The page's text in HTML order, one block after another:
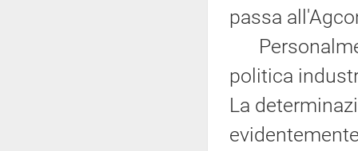
passa
politica
La